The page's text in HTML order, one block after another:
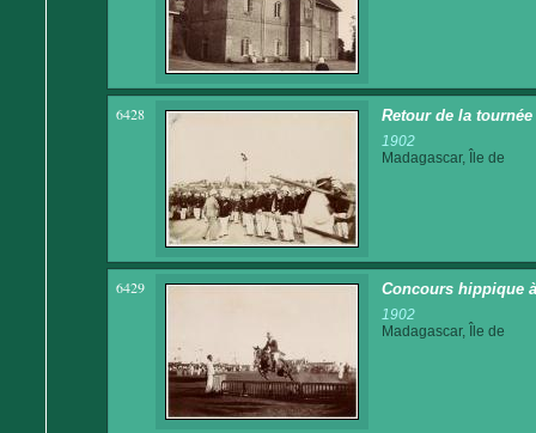
6428 Retour de la
1902
Madagascar, Île de
6429 Concours hippique
1902
Madagascar, Île de